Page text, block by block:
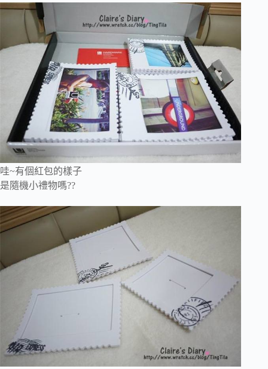
哇~有個紅包的樣子
是隨機小禮物嗎??